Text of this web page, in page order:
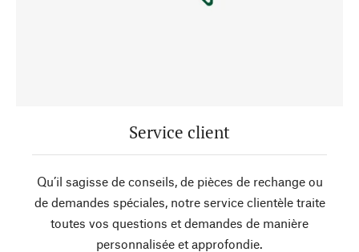
Service client
Qu’il sagisse de conseils, de pièces de rechange ou
de demandes spéciales, notre service clientèle traite
toutes vos questions et demandes de manière
personnalisée et approfondie.